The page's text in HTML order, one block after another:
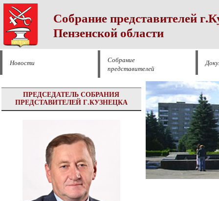
Собрание представителей
Пензенской области
Новости
Собрание
представителей
ПРЕДСЕДАТЕЛЬ СОБРАНИЯ
ПРЕДСТАВИТЕЛЕЙ Г.КУЗНЕЦКА